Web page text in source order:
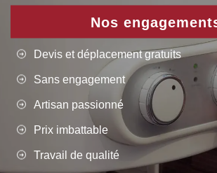
Nos
Devis et déplacement gratuits
Sans engagement
Artisan passionné
Prix imbattable
Travail de qualité